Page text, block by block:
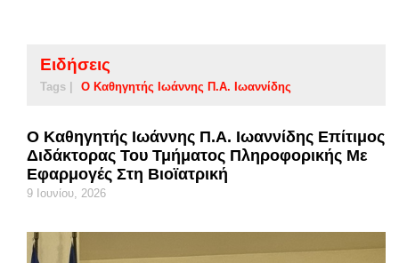
Ειδήσεις
Tags | Ο Καθηγητής Ιωάννης Π.Α. Ιωαννίδης
Ο Καθηγητής Ιωάννης Π.Α. Ιωαννίδης Επίτιμος
Διδάκτορας Του Τμήματος Πληροφορικής Με
Εφαρμογές Στη Βιοϊατρική
9 Ιουνίου, 2026